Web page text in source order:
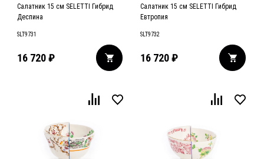
Cалатник 15 cм SELETTI Гибрид
Деспина
SLT9731
16 720₽
Салатник 15 см SELETTI Гибрид
Евтропия
SLT9732
16 720 ₽